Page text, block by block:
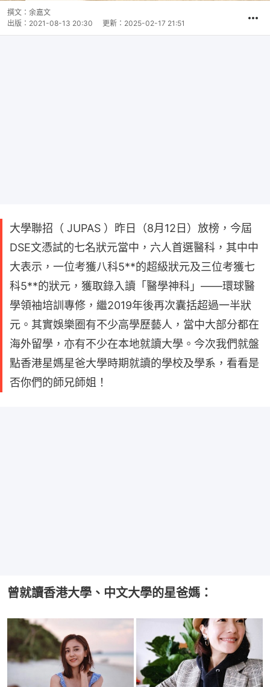
撰文： 余嘉文
出版： 2021-08-13 20:30 更新： 2025-02-17 21:51
大學聯招（ JUPAS ）昨日（8月12日）放榜，今屆
DSE文憑試的七名狀元當中，六人首選醫科，其中中
大表示，一位考獲八科5**的超級狀元及三位考獲七
科5**的狀元，獲取錄入讀「醫學神科」——環球醫
學領袖培訓專修，繼2019年後再次囊括超過一半狀
元。其實娛樂圈有不少高學歷藝人，當中大部分都在
海外留學，亦有不少在本地就讀大學。今次我們就盤
點香港星媽星爸大學時期就讀的學校及學系，看看是
否你們的師兄師姐！
曾就讀香港大學、中文大學的星爸媽：